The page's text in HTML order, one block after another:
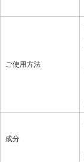
ご使用方法
成分